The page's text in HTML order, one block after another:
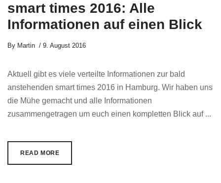
smart times 2016: Alle
Informationen auf einen Blick
By Martin 9. August 2016
Aktuell gibt es viele verteilte Informationen zur bald
anstehenden smart times 2016 in Hamburg. Wir haben uns
die Mühe gemacht und alle Informationen
zusammengetragen um euch einen kompletten Blick auf ...
READ MORE